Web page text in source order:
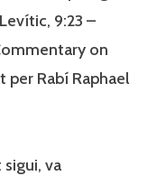
9:23 –
on
Rabí Raphael
va